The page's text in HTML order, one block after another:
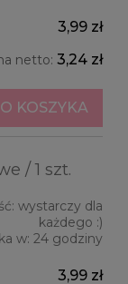
3,99 zł
netto: 3,24 zł
KOSZYKA
/ 1 szt.
wystarczy dla
każdego :)
w: 24 godziny
3,99 zł